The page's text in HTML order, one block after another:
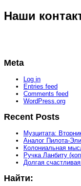
Наши
Meta
Log in
Entries feed
Comments feed
WordPress.org
Recent Posts
Музцитата:
Аналог Пилота-
Колониальная
Ручка Ланбиту
Долгая
Найти: